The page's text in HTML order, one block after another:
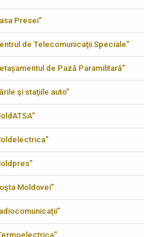
Presei”
de Telecomunicaţii Speciale”
de Pază Paramilitară”
şi staţiile auto”
Moldovei”